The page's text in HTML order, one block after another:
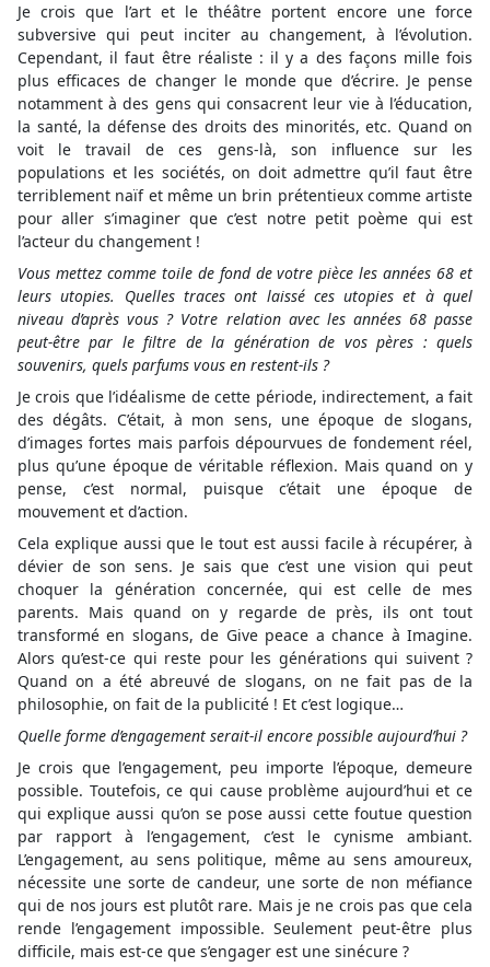
Je crois que l’art et le théâtre portent encore une force
subversive qui peut inciter au changement, à l’évolution.
Cependant, il faut être réaliste : il y a des façons mille fois
plus efficaces de changer le monde que d’écrire. Je pense
notamment à des gens qui consacrent leur vie à l’éducation,
la santé, la défense des droits des minorités, etc. Quand on
voit le travail de ces gens-là, son influence sur les
populations et les sociétés, on doit admettre qu’il faut être
terriblement naïf et même un brin prétentieux comme artiste
pour aller s’imaginer que c’est notre petit poème qui est
l’acteur du changement !
Vous mettez comme toile de fond de votre pièce les années 68 et
leurs utopies. Quelles traces ont laissé ces utopies et à quel
niveau d’après vous ? Votre relation avec les années 68 passe
peut-être par le filtre de la génération de vos pères : quels
souvenirs, quels parfums vous en restent-ils ?
Je crois que l’idéalisme de cette période, indirectement, a fait
des dégâts. C’était, à mon sens, une époque de slogans,
d’images fortes mais parfois dépourvues de fondement réel,
plus qu’une époque de véritable réflexion. Mais quand on y
pense, c’est normal, puisque c’était une époque de
mouvement et d’action.
Cela explique aussi que le tout est aussi facile à récupérer, à
dévier de son sens. Je sais que c’est une vision qui peut
choquer la génération concernée, qui est celle de mes
parents. Mais quand on y regarde de près, ils ont tout
transformé en slogans, de Give peace a chance à Imagine.
Alors qu’est-ce qui reste pour les générations qui suivent ?
Quand on a été abreuvé de slogans, on ne fait pas de la
philosophie, on fait de la publicité ! Et c’est logique…
Quelle forme d’engagement serait-il encore possible aujourd’hui ?
Je crois que l’engagement, peu importe l’époque, demeure
possible. Toutefois, ce qui cause problème aujourd’hui et ce
qui explique aussi qu’on se pose aussi cette foutue question
par rapport à l’engagement, c’est le cynisme ambiant.
L’engagement, au sens politique, même au sens amoureux,
nécessite une sorte de candeur, une sorte de non méfiance
qui de nos jours est plutôt rare. Mais je ne crois pas que cela
rende l’engagement impossible. Seulement peut-être plus
difficile, mais est-ce que s’engager est une sinécure ?